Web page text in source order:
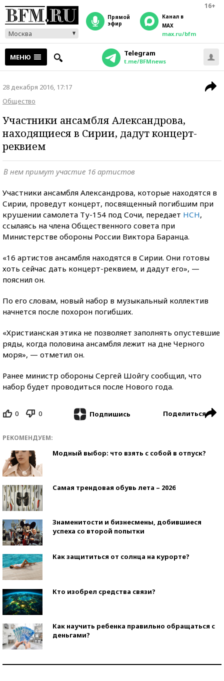
16+
Москва
прямой
эфир
Канал в
MAX
max.ru/bfm
МЕНЮ Telegram
t.me/BFMnews
28 декабря 2016, 17:17
Общество
Участники ансамбля Александрова,
находящиеся в Сирии, дадут концерт-
реквием
В нем примут участие 16 артистов
Участники ансамбля Александрова, которые находятся в
Сирии, проведут концерт, посвященный погибшим при
крушении самолета Ту-154 под Сочи, передает НСН,
ссылаясь на члена Общественного совета при
Министерстве обороны России Виктора Баранца.
«16 артистов ансамбля находятся в Сирии. Они готовы
хоть сейчас дать концерт-реквием, и дадут его», —
пояснил он.
По его словам, новый набор в музыкальный коллектив
начнется после похорон погибших.
«Христианская этика не позволяет заполнять опустевшие
ряды, когда половина ансамбля лежит на дне Черного
моря», — отметил он.
Ранее министр обороны Сергей Шойгу сообщил, что
набор будет проводиться после Нового года.
0 0 Подпишись Поделиться
РЕКОМЕНДУЕМ:
Модный выбор: что взять с собой в отпуск?
Самая трендовая обувь лета – 2026
Знаменитости и бизнесмены, добившиеся
успеха со второй попытки
Как защититься от солнца на курорте?
Кто изобрел средства связи?
Как научить ребенка правильно обращаться с
деньгами?